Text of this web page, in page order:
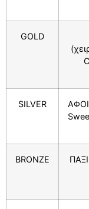
GOLD
SILVER
BRONZE